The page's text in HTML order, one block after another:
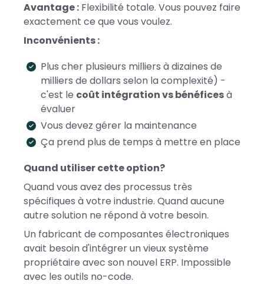
Avantage : Flexibilité totale. Vous pouvez faire
exactement ce que vous voulez.
Inconvénients :
Plus cher plusieurs milliers à dizaines de
milliers de dollars selon la complexité) -
c'est le coût intégration vs bénéficesà
évaluer
Vous devez gérer la maintenance
Ça prend plus de temps à mettre en place
Quand utiliser cette option?
Quand vous avez des processus très
spécifiques à votre industrie. Quand aucune
autre solution ne répond à votre besoin.
Un fabricant de composantes électroniques
avait besoin d'intégrer un vieux système
propriétaire avec son nouvel ERP. Impossible
avec les outils no-code.